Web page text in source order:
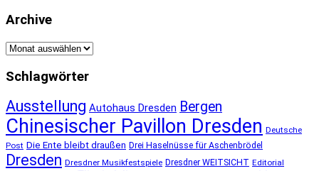
Archive
Archive
Schlagwörter
Ausstellung Autohaus Dresden Bergen
Chinesischer Pavillon Dresden Deutsche
Post Die Ente bleibt draußen Drei Haselnüsse für Aschenbrödel
Dresden Dresdner Musikfestspiele Dresdner WEITSICHT Editorial